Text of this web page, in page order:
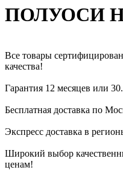
ПОЛУОСИ
Все товары
качества!
Гарантия 12 месяцев или
Бесплатная доставка по
Экспресс доставка в
Широкий выбор
ценам!